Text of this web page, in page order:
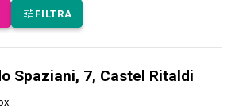
FILTRA
Spaziani, 7, Castel Ritaldi